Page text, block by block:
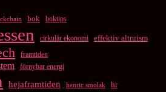
bok boktips
cirkulär ekonomi effektiv altruism
framtiden
förnybar energi
hejaframtiden henric smolak hr